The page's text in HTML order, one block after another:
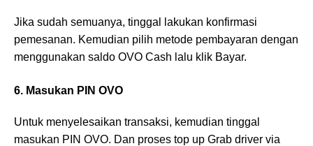
Jika sudah semuanya, tinggal lakukan konfirmasi
pemesanan. Kemudian pilih metode pembayaran dengan
menggunakan saldo OVO Cash lalu klik Bayar.
6. Masukan PIN OVO
Untuk menyelesaikan transaksi, kemudian tinggal
masukan PIN OVO. Dan proses top up Grab driver via